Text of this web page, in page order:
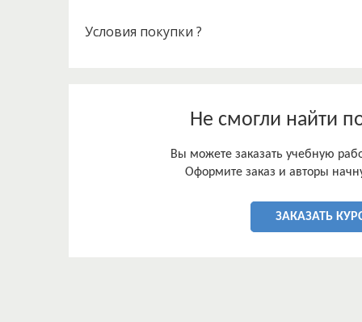
Условия покупки ?
Не смогли найти
Вы можете заказать учебную
Оформите заказ и авторы
ЗАКАЗАТЬ